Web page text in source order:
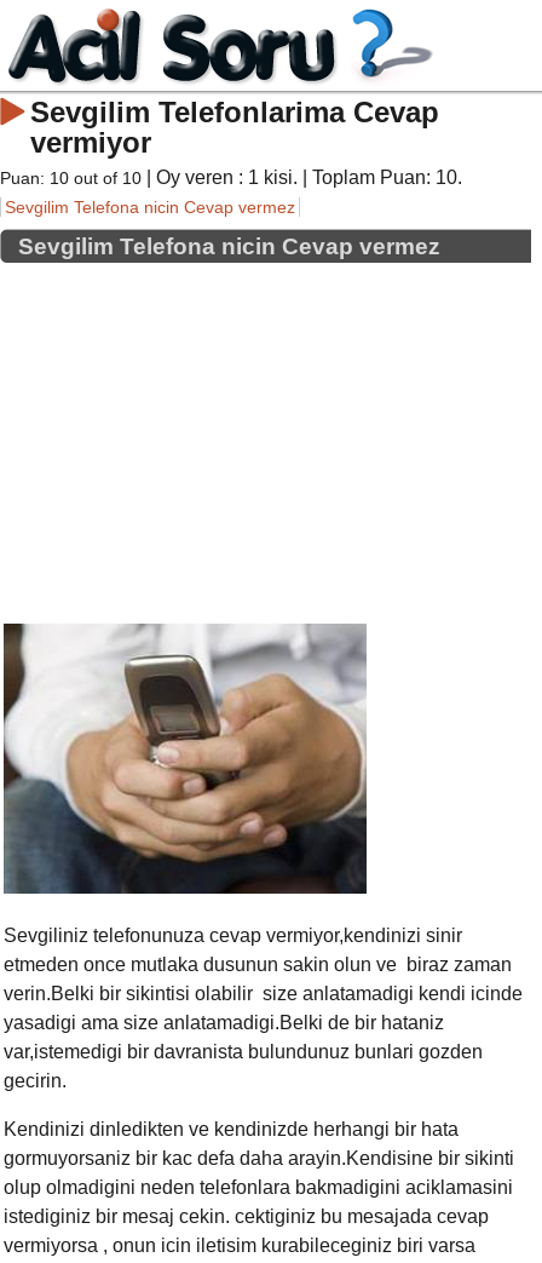
Sevgilim Telefonlarima Cevap
vermiyor
Puan: 10 out of 10 | Oy veren : 1 kisi. | Toplam Puan: 10.
Sevgilim Telefona nicin Cevap vermez
Sevgilim Telefona nicin Cevap vermez
Sevgiliniz telefonunuza cevap vermiyor,kendinizi sinir
etmeden once mutlaka dusunun sakin olun ve biraz zaman
verin.Belki bir sikintisi olabilir size anlatamadigi kendi icinde
yasadigi ama size anlatamadigi.Belki de bir hataniz
var,istemedigi bir davranista bulundunuz bunlari gozden
gecirin.
Kendinizi dinledikten ve kendinizde herhangi bir hata
gormuyorsaniz bir kac defa daha arayin.Kendisine bir sikinti
olup olmadigini neden telefonlara bakmadigini aciklamasini
istediginiz bir mesaj cekin. cektiginiz bu mesajada cevap
vermiyorsa , onun icin iletisim kurabileceginiz biri varsa